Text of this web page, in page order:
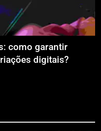
como garantir
digitais?